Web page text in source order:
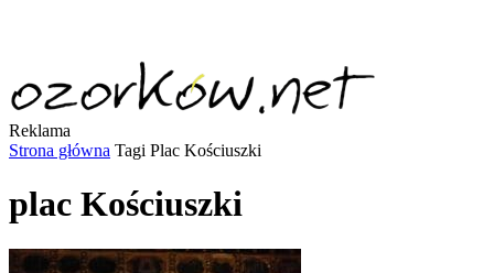
Reklama
Strona główna Tagi Plac Kościuszki
plac Kościuszki